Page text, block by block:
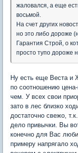
жаловался, а еще
восьмой.
На счет других
но это либо дороже
Гарантия Строй, о
просто тупо дороже
Ну есть еще Веста и
по соотношению
чем. У всех свои
зато в лес близко
достаточно свежо,
дело привычки. Вы
конечно для Вас
примеру напрягало